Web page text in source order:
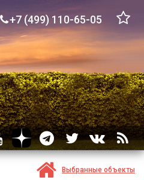
+7 (499) 110-65-05
Выбранные объекты